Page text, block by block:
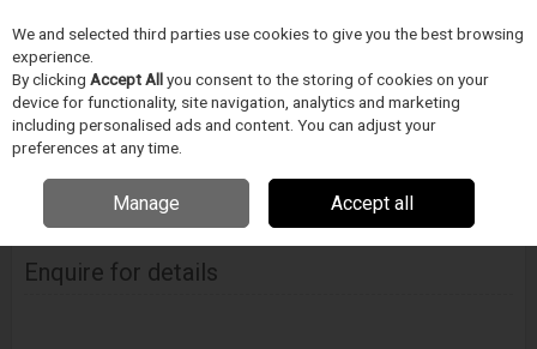
Skip to content
Menu
Home FOLYADÉKADAGOLÁS
Techcon 700-As Sorozat Fecskendő Készlet
Enquire for details
We and selected third parties use cookies to give you the best browsing
experience.
By clicking Accept Allyou consent to the storing of cookies on your
device for functionality, site navigation, analytics and marketing
including personalised ads and content. You can adjust your
preferences at any time.
Manage Accept all